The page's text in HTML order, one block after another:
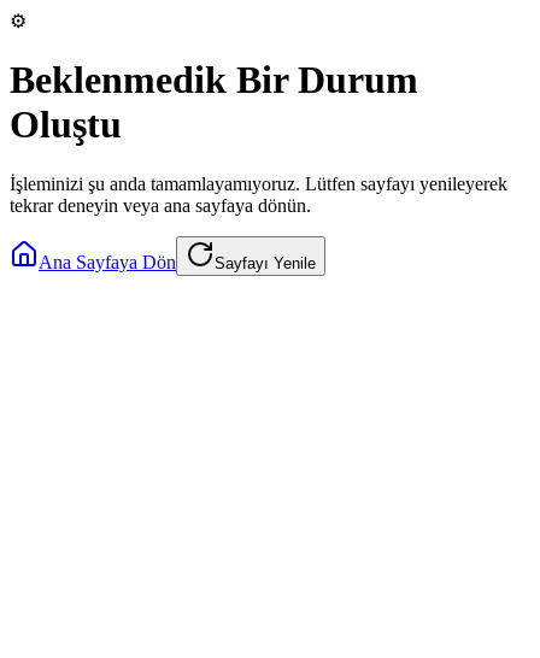
⚙️
Beklenmedik Bir Durum
Oluştu
İşleminizi şu anda tamamlayamıyoruz. Lütfen sayfayı yenileyerek
tekrar deneyin veya ana sayfaya dönün.
Ana Sayfaya Dön Sayfayı Yenile